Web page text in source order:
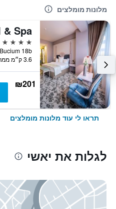
מלונות מומלצים
5 כוכבים
3.6 ק״מ ממרכז העיר
₪201
תראו לי עוד מלונות מומלצים
לגלות את יאשי